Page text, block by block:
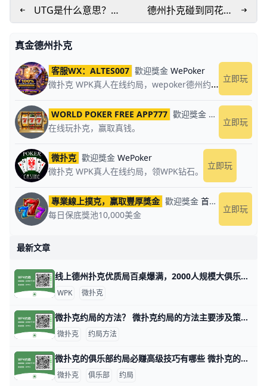
UTG是什么意思？枪
口位在什么位置？
德州扑克碰到同花顺
的几率有多大？
真金德州扑克
客服WX：ALTES007 歡迎獎金 WePoker
微扑克 WPK真人在线约局，wepoker德州约局，加微信客服上下分，领WPK钻石。 立即玩
WORLD POKER FREE APP777 歡迎獎金 World Poker
在线玩扑克，赢取真钱。
立即玩
微扑克 歡迎獎金 WePoker
微扑克 WPK真人在线约局，领WPK钻石。
立即玩
專業線上撲克，贏取豐厚獎金 歡迎獎金 首儲獲贈100%回饋
每日保底獎池10,000美金
立即玩
最新文章
线上德州扑克优质局百桌爆满，2000人规模大俱乐部！ 1. 什么是《微扑克》wepoker俱乐部？ 《微扑克》wepoker俱乐部是一个规模达2000人的线上德州扑克俱乐部，提供优质的游戏体验。 2. WP
WPK 微扑克
微扑克约局的方法？ 微扑克约局的方法主要涉及策略、数据分析和心理战等多个方面。以下是一些关键的技巧和策略，帮助玩家在微扑克中取得更好的成绩。 微扑克的基本原理 微扑
微扑克 约局方法
微扑克的俱乐部约局必赚高级技巧有哪些 微扑克的俱乐部约局必赚高级技巧有哪些，玩微扑克俱乐部人一定要知道的高级技巧主要集中在策略、心理战和对手分析等方面。以下是一些有效的高级技巧，
微扑克 俱乐部 约局